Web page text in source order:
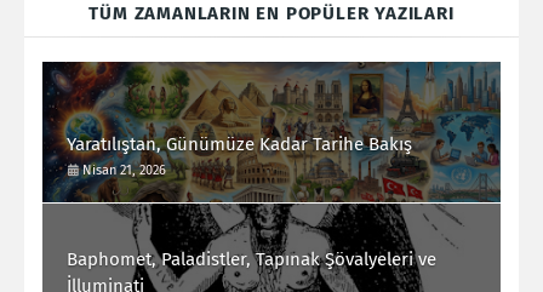
TÜM ZAMANLARIN EN POPÜLER YAZILARI
Yaratılıştan, Günümüze Kadar Tarihe Bakış
Nisan 21, 2026
Baphomet, Paladistler, Tapınak Şövalyeleri ve
İlluminati